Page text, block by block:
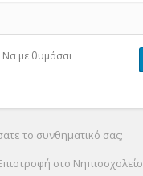
Να με θυμάσαι
το συνθηματικό σας;
στο Νηπιοσχολείο